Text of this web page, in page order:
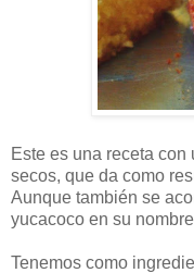
Este es una receta
secos, que da como
Aunque también se
yucacoco en su
Tenemos como